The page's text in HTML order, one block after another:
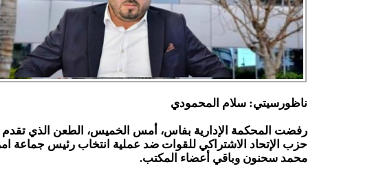
ناظورسيتي: سلام المحمودي
رفضت المحكمة الإدارية بفاس، أمس الخميس، الطعن الذي
حزب الإتحاد الاشتراكي للقوات ضد عملية انتخاب رئيس جماعة
محمد سحنون وباقي أعضاء المكتب.